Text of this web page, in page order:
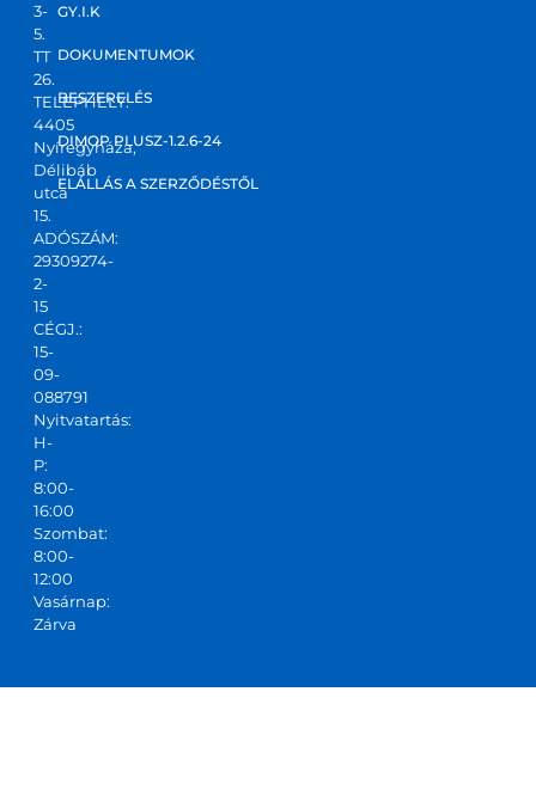
3-
5.
TT
26.
TELEPHELY:
4405
Nyíregyháza,
Délibáb
utca
15.
ADÓSZÁM:
29309274-
2-
15
CÉGJ.:
15-
09-
088791
Nyitvatartás:
H-
P:
8:00-
16:00
Szombat:
8:00-
12:00
Vasárnap:
Zárva
GY.I.K
DOKUMENTUMOK
BESZERELÉS
DIMOP PLUSZ-1.2.6-24
ELÁLLÁS A SZERZŐDÉSTŐL